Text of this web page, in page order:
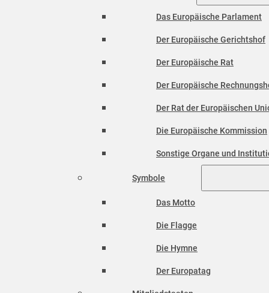
Das Europäische Parlament
Der Europäische Gerichtshof
Der Europäische Rat
Der Europäische
Der Rat der Europäischen
Die Europäische Kommission
Sonstige Organe und
Symbole
Das Motto
Die Flagge
Die Hymne
Der Europatag